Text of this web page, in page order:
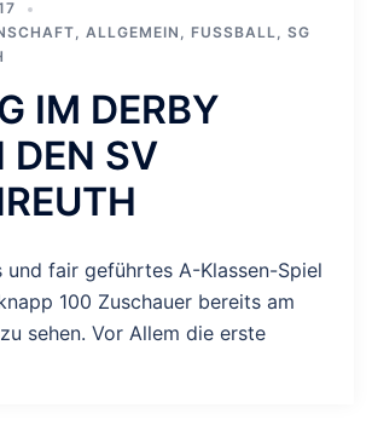
, ALLGEMEIN , FUSSBALL, SG
IM DERBY
DEN SV
und fair geführtes A-Klassen-Spiel
100 Zuschauer bereits am
sehen. Vor Allem die erste